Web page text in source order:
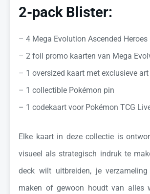
2-pack Blister:
– 4 Mega Evolution Ascended
– 2 foil promo kaarten van Mega
– 1 oversized kaart met exclusieve art
– 1 collectible Pokémon pin
– 1 codekaart voor Pokémon TCG
Elke kaart in deze collectie is
visueel als strategisch indruk te
deck wilt uitbreiden, je
maken of gewoon houdt van alles